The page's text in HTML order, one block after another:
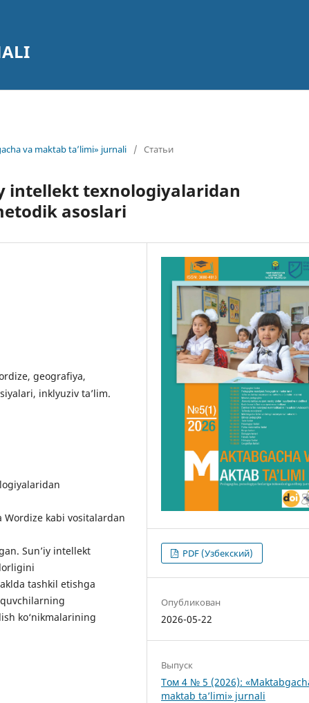
va maktab ta’limi» jurnali / Статьи
intellekt texnologiyalaridan
asoslari
geografiya,
inklyuziv ta’lim.
kabi vositalardan
Sun’iy intellekt
tashkil etishga
ko‘nikmalarining
PDF (Узбекский)
Опубликован
2026-05-22
Выпуск
Том 4 № 5 (2026):
maktab ta’limi» jurnali